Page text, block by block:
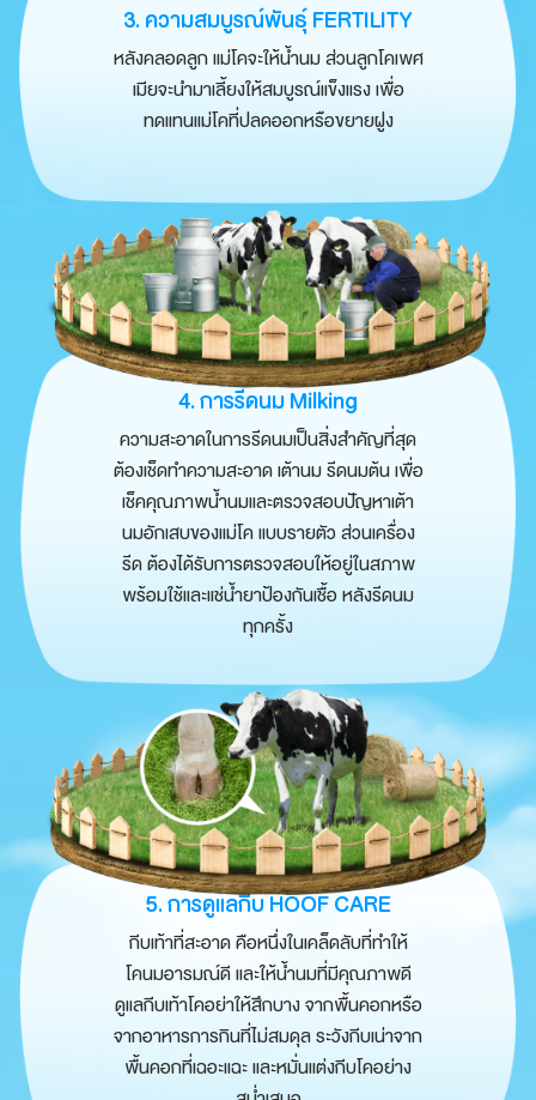
3. ความสมบูรณ์พันธุ์FERTILITY
หลังคลอดลูก แม่โคจะให้น้ำนม ส่วนลูกโคเพศ
เมียจะนำมาเลี้ยงให้สมบูรณ์แข็งแรง เพื่อ
ทดแทนแม่โคที่ปลดออกหรือขยายฝูง
4. การรีดนม Milking
ความสะอาดในการรีดนมเป็นสิ่งสำคัญที่สุด
ต้องเช็ดทำความสะอาด เต้านม รีดนมต้น เพื่อ
เช็คคุณภาพน้ำนมและตรวจสอบปัญหาเต้า
นมอักเสบของแม่โค แบบรายตัว ส่วนเครื่อง
รีด ต้องได้รับการตรวจสอบให้อยู่ในสภาพ
พร้อมใช้และแช่น้ำยาป้องกันเชื้อ หลังรีดนม
ทุกครั้ง
5. การดูแลกีบ HOOF CARE
กีบเท้าที่สะอาด คือหนึ่งในเคล็ดลับที่ทำให้
โคนมอารมณ์ดี และให้น้ำนมที่มีคุณภาพดี
ดูแลกีบเท้าโคอย่าให้สึกบาง จากพื้นคอกหรือ
จากอาหารการกินที่ไม่สมดุล ระวังกีบเน่าจาก
พื้นคอกที่เฉอะแฉะ และหมั่นแต่งกีบโคอย่าง